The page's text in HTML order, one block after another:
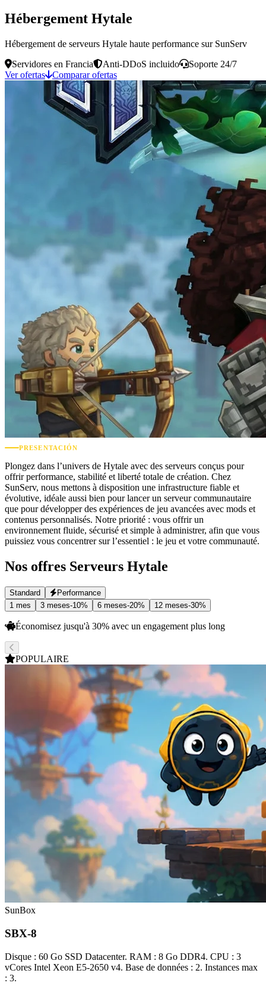
Hébergement Hytale
Hébergement de serveurs Hytale haute performance sur SunServ
Servidores en Francia
Anti-DDoS incluido
Soporte 24/7
Ver ofertas
Comparar ofertas
PRESENTACIÓN
Plongez dans l’univers de Hytale avec des serveurs conçus pour
offrir performance, stabilité et liberté totale de création. Chez
SunServ, nous mettons à disposition une infrastructure fiable et
évolutive, idéale aussi bien pour lancer un serveur communautaire
que pour développer des expériences de jeu avancées avec mods et
contenus personnalisés. Notre priorité : vous offrir un
environnement fluide, sécurisé et simple à administrer, afin que vous
puissiez vous concentrer sur l’essentiel : le jeu et votre communauté.
Nos offres Serveurs Hytale
Standard
Performance
1 mes
3 meses-10% 6 meses-20% 12 meses-30%
Économisez jusqu'à 30% avec un engagement plus long
POPULAIRE
SunBox
SBX-8
Disque : 60 Go SSD Datacenter. RAM : 8 Go DDR4. CPU : 3
vCores Intel Xeon E5-2650 v4. Base de données : 2. Instances max
: 3.